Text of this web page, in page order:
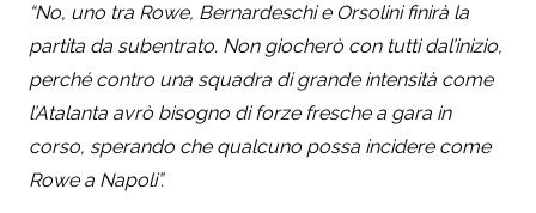
“No, uno tra Rowe, Bernardeschi e Orsolini finirà la
partita da subentrato. Non giocherò con tutti dal’inizio,
perché contro una squadra di grande intensità come
l’Atalanta avrò bisogno di forze fresche a gara in
corso, sperando che qualcuno possa incidere come
Rowe a Napoli”.